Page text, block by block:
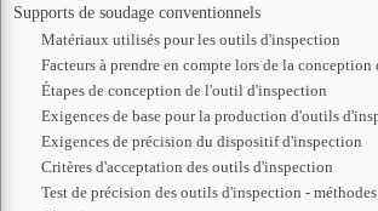
Supports de soudage conventionnels
Matériaux utilisés pour les outils d'inspection
Facteurs à prendre en compte lors de la conception
Étapes de conception de l'outil d'inspection
Exigences de base pour la production d'outils
Exigences de précision du dispositif d'inspection
Critères d'acceptation des outils d'inspection
Test de précision des outils d'inspection -